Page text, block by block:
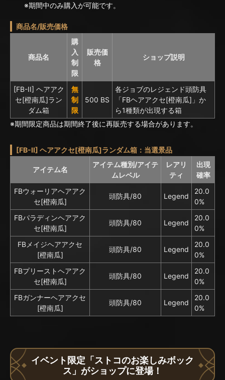
※期間中のみ購入が可能です。
商品名/販売価格
商品名
購
入
制
限
販売価
格
ショップ説明
[FB-II] ヘアアク
セ[橙南瓜]ラン
ダム箱
無
制
限
500 BS
各ジョブのレジェンド頭防具
「FBヘアアクセ[橙南瓜]」か
ら1種類が出現する箱
※期間限定商品は期間終了後に再販売する場合があります。
[FB-II] ヘアアクセ[橙南瓜]ランダム箱：当選景品
アイテム名
アイテム種別/アイテ
ムレベル
レアリ
ティ
出現
確率
FBウォーリアヘアアク
セ[橙南瓜]
頭防具/80 Legend
20.0
0%
FBパラディンヘアアク
セ[橙南瓜]
頭防具/80 Legend
20.0
0%
FBメイジヘアアクセ
[橙南瓜]
頭防具/80 Legend
20.0
0%
FBプリーストヘアアク
セ[橙南瓜]
頭防具/80 Legend
20.0
0%
FBガンナーヘアアクセ
[橙南瓜]
頭防具/80 Legend
20.0
0%
イベント限定「ストコのお楽しみボック
ス」がショップに登場！